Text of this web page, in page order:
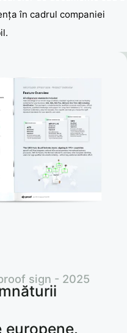
în cadrul companiei
europene.
sign - 2025